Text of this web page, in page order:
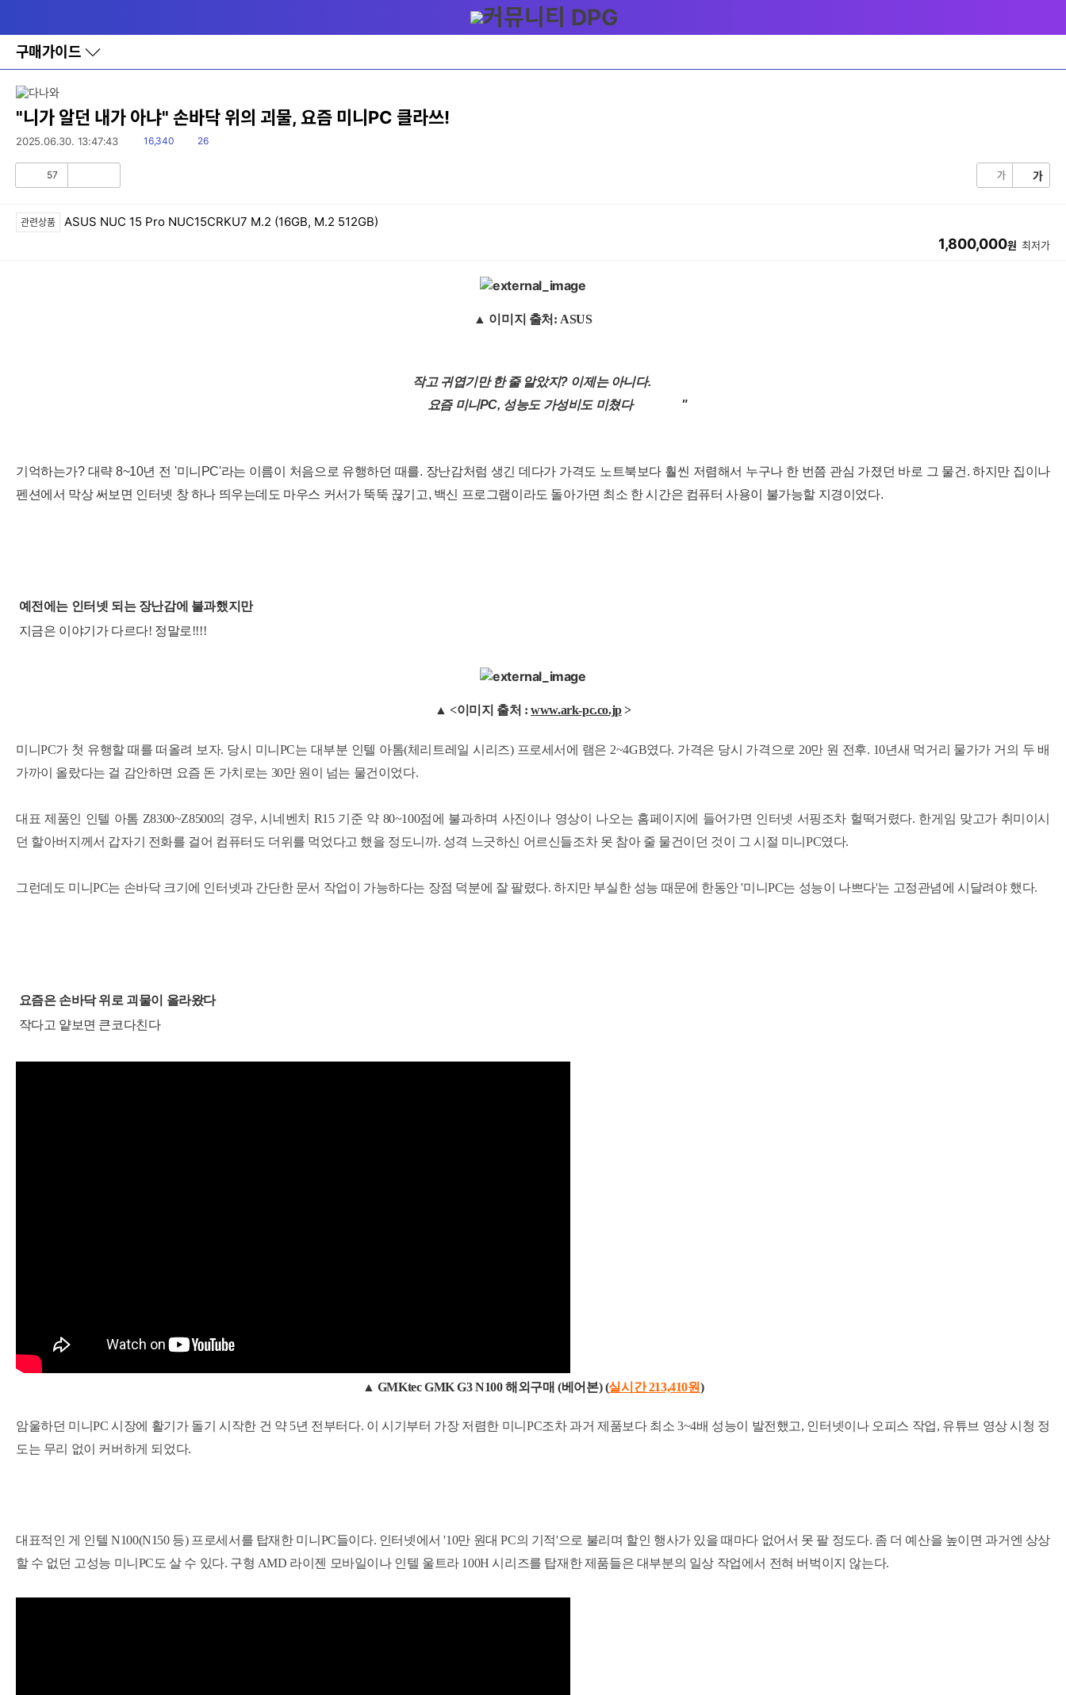
와
홈
구매가이드
바
로
레
이
어
토
"니가 알던 내가 아냐" 손바닥 위의 괴물, 요즘 미니PC 클라쓰!
2025.06.30. 13:47:43
읽
16,340
댓
26
공57 가 가
관련상품 ASUS NUC 15 Pro NUC15CRKU7 M.2 (16GB, M.2 512GB)
1,800,000원 최저가
▲ 이미지 출처: ASUS
작고 귀엽기만 한 줄 알았지? 이제는 아니다.
요즘 미니PC, 성능도 가성비도 미쳤다
"
기억하는가? 대략 8~10년 전 '미니PC'라는 이름이 처음으로 유행하던 때를. 장난감처럼 생긴 데다가 가격도 노트북보다 훨씬 저렴해서 누구나 한 번쯤 관심 가졌던 바로 그 물건. 하지만 집이나
펜션에서 막상 써보면 인터넷 창 하나 띄우는데도 마우스 커서가 뚝뚝 끊기고, 백신 프로그램이라도 돌아가면 최소 한 시간은 컴퓨터 사용이 불가능할 지경이었다.
예전에는 인터넷 되는 장난감에 불과했지만
지금은 이야기가 다르다! 정말로!!!!
▲<이미지 출처 :www.ark-pc.co.jp>
미니PC가 첫 유행할 때를 떠올려 보자. 당시 미니PC는 대부분 인텔 아톰(체리트레일 시리즈) 프로세서에 램은 2~4GB였다. 가격은 당시 가격으로 20만 원 전후. 10년새 먹거리 물가가 거의 두 배
가까이 올랐다는 걸 감안하면 요즘 돈 가치로는 30만 원이 넘는 물건이었다.
대표 제품인 인텔 아톰 Z8300~Z8500의 경우, 시네벤치 R15 기준 약 80~100점에 불과하며 사진이나 영상이 나오는 홈페이지에 들어가면 인터넷 서핑조차 헐떡거렸다. 한게임 맞고가 취미이시
던 할아버지께서 갑자기 전화를 걸어 컴퓨터도 더위를 먹었다고 했을 정도니까. 성격 느긋하신 어르신들조차 못 참아 줄 물건이던 것이 그 시절 미니PC였다.
그런데도 미니PC는 손바닥 크기에 인터넷과 간단한 문서 작업이 가능하다는 장점 덕분에 잘 팔렸다. 하지만 부실한 성능 때문에 한동안 '미니PC는 성능이 나쁘다'는 고정관념에 시달려야 했다.
요즘은 손바닥 위로 괴물이 올라왔다
작다고 얕보면 큰코다친다
▲ GMKtec GMK G3 N100 해외구매 (베어본) (실시간 213,410원)
암울하던 미니PC 시장에 활기가 돌기 시작한 건 약 5년 전부터다. 이 시기부터 가장 저렴한 미니PC조차 과거 제품보다 최소 3~4배 성능이 발전했고, 인터넷이나 오피스 작업, 유튜브 영상 시청 정
도는 무리 없이 커버하게 되었다.
대표적인 게 인텔 N100(N150 등) 프로세서를 탑재한 미니PC들이다. 인터넷에서 '10만 원대 PC의 기적'으로 불리며 할인 행사가 있을 때마다 없어서 못 팔 정도다. 좀 더 예산을 높이면 과거엔 상상
할 수 없던 고성능 미니PC도 살 수 있다. 구형 AMD 라이젠 모바일이나 인텔 울트라 100H 시리즈를 탑재한 제품들은 대부분의 일상 작업에서 전혀 버벅이지 않는다.